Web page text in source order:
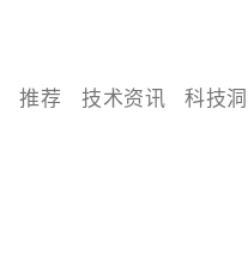
科技互联网,
察,量子,计算
推荐 技术资讯 科技